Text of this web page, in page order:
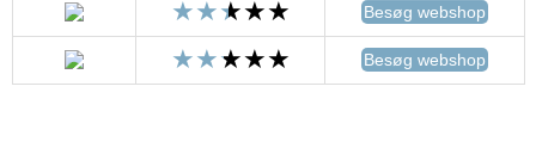
Besøg webshop
Besøg webshop